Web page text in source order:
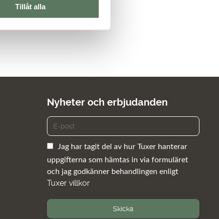
Tillåt alla
Nyheter och erbjudanden
Jag har tagit del av hur Tuxer hanterar
uppgifterna som hämtas in via formuläret
och jag godkänner behandlingen enligt
Tuxer villkor
Skicka